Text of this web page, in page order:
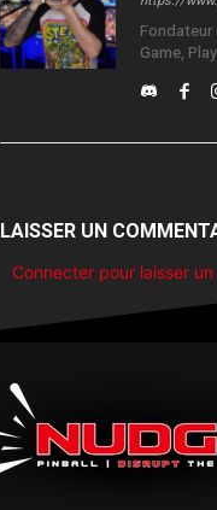
Game,
LAISSER UN
Connecter pour laisser